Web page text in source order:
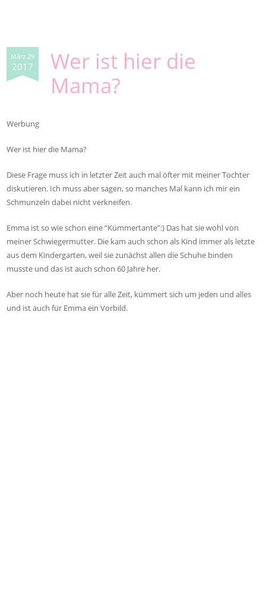
März 29
2017
Wer ist hier die
Mama?
Werbung
Wer ist hier die Mama?
Diese Frage muss ich in letzter Zeit auch mal öfter mit meiner Tochter
diskutieren. Ich muss aber sagen, so manches Mal kann ich mir ein
Schmunzeln dabei nicht verkneifen.
Emma ist so wie schon eine “Kümmertante”:) Das hat sie wohl von
meiner Schwiegermutter. Die kam auch schon als Kind immer als letzte
aus dem Kindergarten, weil sie zunächst allen die Schuhe binden
musste und das ist auch schon 60 Jahre her.
Aber noch heute hat sie für alle Zeit, kümmert sich um jeden und alles
und ist auch für Emma ein Vorbild.